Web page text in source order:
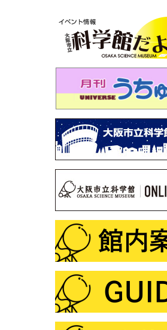
第106回 サイエンスショー「ふし
第105回 「化学と宮沢賢治」
第104回 プラネタリウム「星空オ
第103回 プラネタリウム「火星・
第102回 プラネタリウム「ファミ
第101回 この夏は「花火×化学」
第100回 プラネタリウム「銀河の
第99回 プラネタリウム「星の誕
第98回 「スーパー磁石で大冒険
第97回 「鉱物の結晶構造」
第96回 「だれでもできる！天体
第95回 プラネタリウム「ロゼッ
第94回 サイエンスショー「フシ